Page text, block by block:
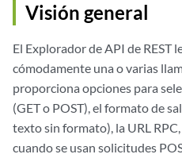
Visión general
El Explorador de API de REST
cómodamente una o varias
proporciona opciones para
(GET o POST), el formato de
texto sin formato), la URL
cuando se usan solicitudes